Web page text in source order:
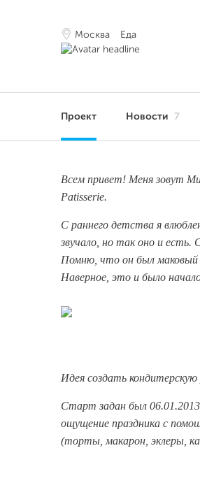
Москва Еда
Проект Новости 7
Всем привет! Меня зовут
Patisserie.
С раннего детства я
звучало, но так оно и
Помню, что он был маковый
Наверное, это и было
Идея создать кондитерскую
Старт задан был
ощущение праздника с
(торты, макарон, эклеры,